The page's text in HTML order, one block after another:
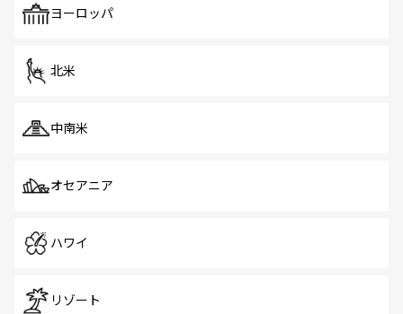
で、ホーカーズは地元の風情を楽しめる外せないスポット
ヨーロッパ
北米
中南米
オセアニア
ハワイ
リゾート